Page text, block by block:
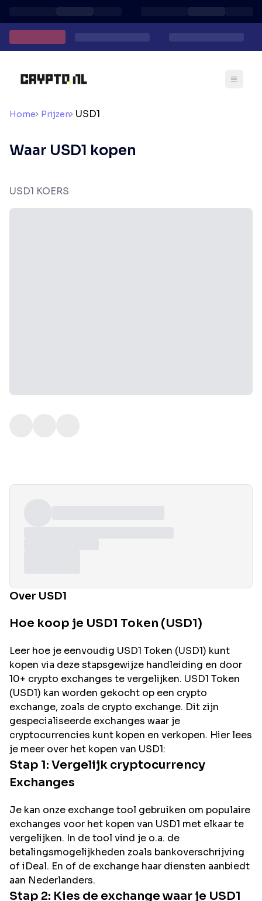
Home Prijzen USD1
Waar USD1 kopen
USD1 KOERS
Over USD1
Hoe koop je USD1 Token (USD1)
Leer hoe je eenvoudig USD1 Token (USD1) kunt
kopen via deze stapsgewijze handleiding en door
10+ crypto exchanges te vergelijken. USD1 Token
(USD1) kan worden gekocht op een crypto
exchange, zoals de crypto exchange. Dit zijn
gespecialiseerde exchanges waar je
cryptocurrencies kunt kopen en verkopen. Hier lees
je meer over het kopen van USD1:
Stap 1: Vergelijk cryptocurrency
Exchanges
Je kan onze exchange tool gebruiken om populaire
exchanges voor het kopen van USD1 met elkaar te
vergelijken. In de tool vind je o.a. de
betalingsmogelijkheden zoals bankoverschrijving
of iDeal. En of de exchange haar diensten aanbiedt
aan Nederlanders.
Stap 2: Kies de exchange waar je USD1